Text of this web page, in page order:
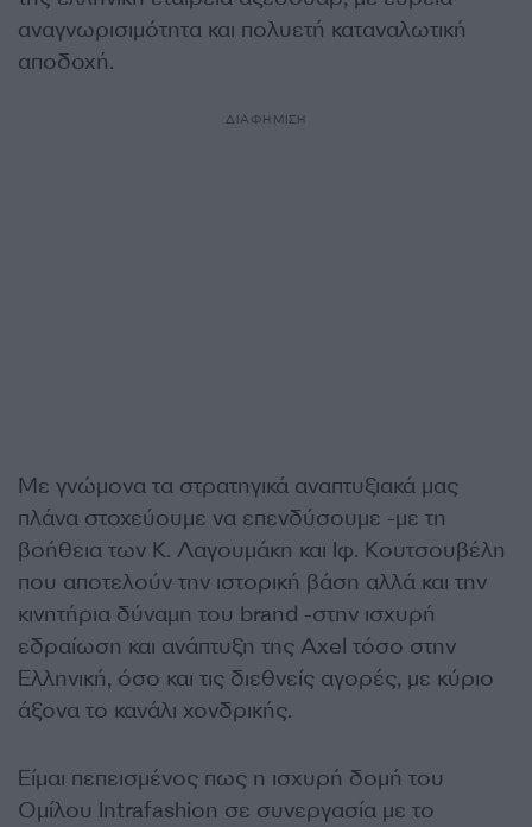
αναγνωρισιμότητα και πολυετή καταναλωτική
αποδοχή.
ΔΙΑΦΗΜΙΣΗ
Με γνώμονα τα στρατηγικά αναπτυξιακά μας
πλάνα στοχεύουμε να επενδύσουμε -με τη
βοήθεια των Κ. Λαγουμάκη και Ιφ. Κουτσουβέλη
που αποτελούν την ιστορική βάση αλλά και την
κινητήρια δύναμη του brand -στην ισχυρή
εδραίωση και ανάπτυξη της Axel τόσο στην
Ελληνική, όσο και τις διεθνείς αγορές, με κύριο
άξονα το κανάλι χονδρικής.
Είμαι πεπεισμένος πως η ισχυρή δομή του
Ομίλου Intrafashion σε συνεργασία με το